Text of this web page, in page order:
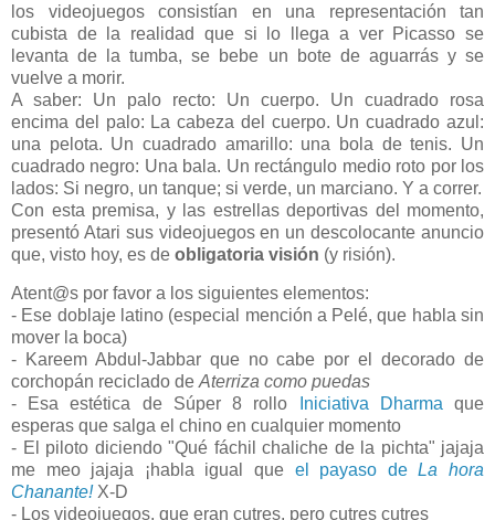
los videojuegos consistían en una representación tan
cubista de la realidad que si lo llega a ver Picasso se
levanta de la tumba, se bebe un bote de aguarrás y se
vuelve a morir.
A saber: Un palo recto: Un cuerpo. Un cuadrado rosa
encima del palo: La cabeza del cuerpo. Un cuadrado azul:
una pelota. Un cuadrado amarillo: una bola de tenis. Un
cuadrado negro: Una bala. Un rectángulo medio roto por los
lados: Si negro, un tanque; si verde, un marciano. Y a correr.
Con esta premisa, y las estrellas deportivas del momento,
presentó Atari sus videojuegos en un descolocante anuncio
que, visto hoy, es de obligatoria visión (y risión).
Atent@s por favor a los siguientes elementos:
- Ese doblaje latino (especial mención a Pelé, que habla sin
mover la boca)
- Kareem Abdul-Jabbar que no cabe por el decorado de
corchopán reciclado deAterriza como puedas
- Esa estética de Súper 8 rollo
Iniciativa Dharmaque
esperas que salga el chino en cualquier momento
- El piloto diciendo "Qué fáchil chaliche de la pichta" jajaja
me meo jajaja ¡habla igual que el payaso deLa hora
Chanante! X-D
- Los videojuegos, que eran cutres, pero cutres cutres